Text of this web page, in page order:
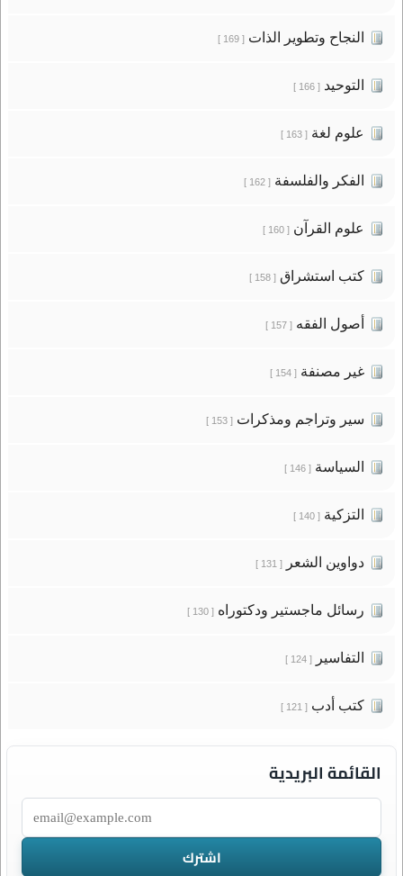
النجاح وتطوير الذات[ 169 ]
التوحيد[ 166 ]
علوم لغة[ 163 ]
الفكر والفلسفة[ 162 ]
علوم القرآن[ 160 ]
كتب استشراق[ 158 ]
أصول الفقه[ 157 ]
غير مصنفة[ 154 ]
سير وتراجم ومذكرات[ 153 ]
السياسة[ 146 ]
التزكية[ 140 ]
دواوين الشعر[ 131 ]
رسائل ماجستير ودكتوراه[ 130 ]
التفاسير[ 124 ]
كتب أدب[ 121 ]
القائمة البريدية